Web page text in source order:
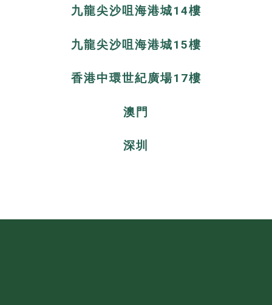
九龍尖沙咀海港城14樓
九龍尖沙咀海港城15樓
香港中環世紀廣場17樓
澳門
深圳